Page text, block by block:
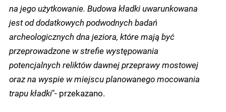
na jego użytkowanie. Budowa kładki uwarunkowana
jest od dodatkowych podwodnych badań
archeologicznych dna jeziora, które mają być
przeprowadzone w strefie występowania
potencjalnych reliktów dawnej przeprawy mostowej
oraz na wyspie w miejscu planowanego mocowania
trapu kładki"- przekazano.